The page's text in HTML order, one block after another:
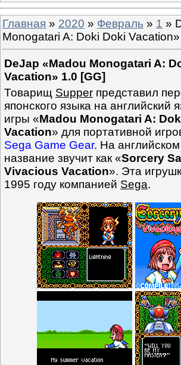
Главная » 2020 » Февраль » 1 »
Monogatari A: Doki Doki
DeJap «Madou Monogatari A:
Vacation» 1.0 [GG]
Товарищ Supper представил
японского языка на английский
игры «Madou Monogatari A:
Vacation» для портативной
Sega Game Gear. На
название звучит как «Sorcery
Vivacious Vacation». Эта
1995 году компанией Sega.